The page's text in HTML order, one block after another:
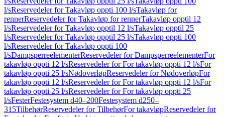
l/sReservedeler for Takavløp oppti 100 l/sTakavløp for
rennerReservedeler for Takavløp for rennerTakavløp opptil 12
l/sReservedeler for Takavløp opptil 12 l/sTakavløp opptil 25
l/sReservedeler for Takavløp opptil 25 l/sTakavløp oppti 100
l/sReservedeler for Takavløp oppti 100
l/sDampsperreelementerReservedeler for DampsperreelementerFor
takavløp oppti 12 l/sReservedeler for For takavløp oppti 12 l/sFor
takavløp oppti 25 l/sNødoverløpReservedeler for NødoverløpFor
takavløp oppti 12 l/sReservedeler for For takavløp oppti 12 l/sFor
takavløp oppti 25 l/sReservedeler for For takavløp oppti 25
l/sFesterFestesystem d40–200Festesystem d250–
315TilbehørReservedeler for TilbehørFor takavløpReservedeler for